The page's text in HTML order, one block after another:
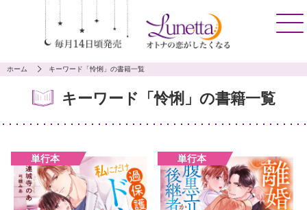
ホーム キーワード「怜悧」の書籍一覧
キーワード「怜悧」の書籍一覧